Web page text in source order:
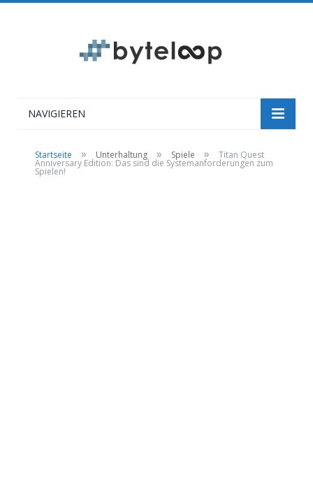
NAVIGIEREN
Startseite » Unterhaltung » Spiele » Titan Quest
Anniversary Edition: Das sind die Systemanforderungen zum
Spielen!